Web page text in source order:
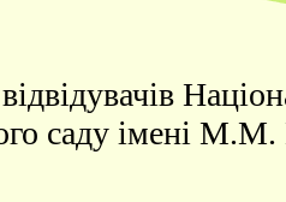
саду імені